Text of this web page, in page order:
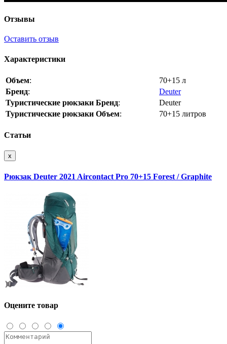
Отзывы
Оставить отзыв
Характеристики
Объем:
70+15 л
Бренд:
Deuter
Туристические рюкзаки Бренд:
Deuter
Туристические рюкзаки Объем: 70+15 литров
Статьи
x
Рюкзак Deuter 2021 Aircontact Pro 70+15 Forest / Graphite
Оцените товар